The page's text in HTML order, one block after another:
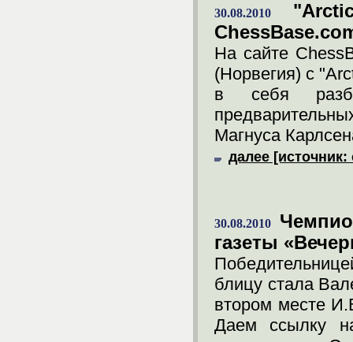
30.08.2010
На сайте
(Норвегия) с
в себя
Магнуса
далее
30.08.2010
газеты
блицу стала
втором месте
Даем ссылку